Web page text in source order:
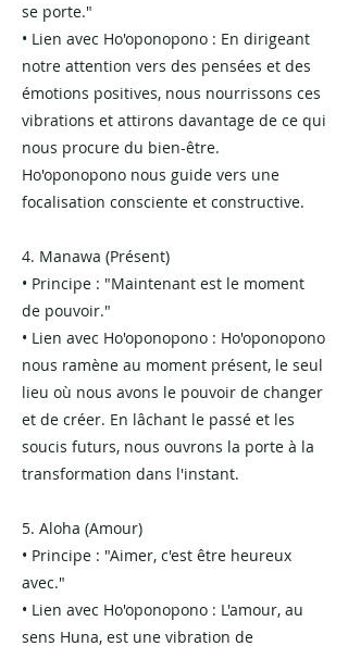
se porte."
• Lien avec Ho'oponopono : En dirigeant
notre attention vers des pensées et des
émotions positives, nous nourrissons ces
vibrations et attirons davantage de ce qui
nous procure du bien-être.
Ho'oponopono nous guide vers une
focalisation consciente et constructive.
4. Manawa (Présent)
• Principe : "Maintenant est le moment
de pouvoir."
• Lien avec Ho'oponopono : Ho'oponopono
nous ramène au moment présent, le seul
lieu où nous avons le pouvoir de changer
et de créer. En lâchant le passé et les
soucis futurs, nous ouvrons la porte à la
transformation dans l'instant.
5. Aloha (Amour)
• Principe : "Aimer, c'est être heureux
avec."
• Lien avec Ho'oponopono : L'amour, au
sens Huna, est une vibration de